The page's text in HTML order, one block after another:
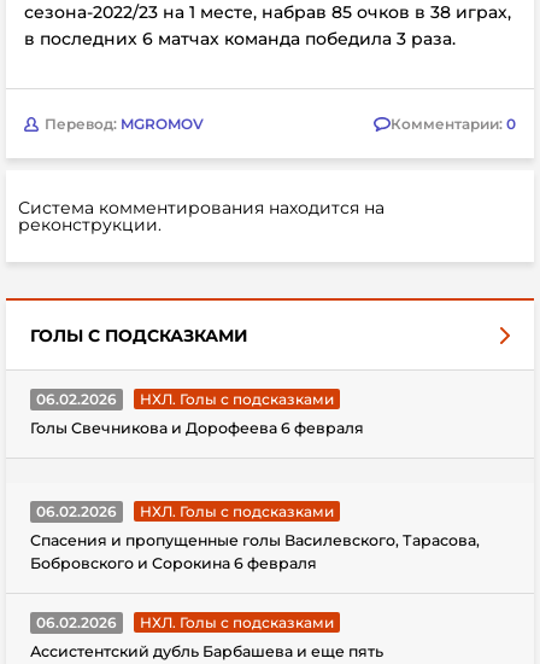
сезона-2022/23 на 1 месте, набрав 85 очков в 38 играх,
в последних 6 матчах команда победила 3 раза.
Перевод: MGROMOV Комментарии: 0
Система комментирования находится на
реконструкции.
ГОЛЫ С ПОДСКАЗКАМИ
06.02.2026
НХЛ. Голы с подсказками
Голы Свечникова и Дорофеева 6 февраля
06.02.2026
НХЛ. Голы с подсказками
Спасения и пропущенные голы Василевского, Тарасова,
Бобровского и Сорокина 6 февраля
06.02.2026
НХЛ. Голы с подсказками
Ассистентский дубль Барбашева и еще пять